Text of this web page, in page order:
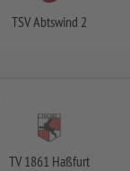
TSV Abtswind 2
TV 1861 Haßfurt